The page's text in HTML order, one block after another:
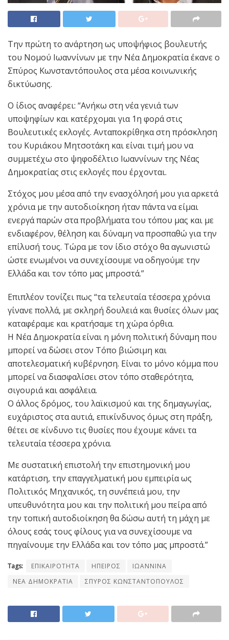
Την πρώτη το ανάρτηση ως υποψήφιος βουλευτής
του Νoμού Ιωαννίνων με την Νέα Δημοκρατία έκανε ο
Σπύρος Κωνσταντόπουλος στα μέσα κοινωνικής
δικτύωσης.
Ο ίδιος αναφέρει: “Ανήκω στη νέα γενιά των
υποψηφίων και κατέρχομαι για 1η φορά στις
Βουλευτικές εκλογές. Ανταποκρίθηκα στη πρόσκληση
του Κυριάκου Μητσοτάκη και είναι τιμή μου να
συμμετέχω στο ψηφοδέλτιο Ιωαννίνων της Νέας
Δημοκρατίας στις εκλογές που έρχονται.
Στόχος μου μέσα από την ενασχόλησή μου για αρκετά
χρόνια με την αυτοδιοίκηση ήταν πάντα να είμαι
ενεργά παρών στα προβλήματα του τόπου μας και με
ενδιαφέρον, θέληση και δύναμη να προσπαθώ για την
επίλυσή τους. Τώρα με τον ίδιο στόχο θα αγωνιστώ
ώστε ενωμένοι να συνεχίσουμε να οδηγούμε την
Ελλάδα και τον τόπο μας μπροστά.”
Επιπλέον τονίζει πως “τα τελευταία τέσσερα χρόνια
γίνανε πολλά, με σκληρή δουλειά και θυσίες όλων μας
καταφέραμε και κρατήσαμε τη χώρα όρθια.
Η Νέα Δημοκρατία είναι η μόνη πολιτική δύναμη που
μπορεί να δώσει στον Τόπο βιώσιμη και
αποτελεσματική κυβέρνηση. Είναι το μόνο κόμμα που
μπορεί να διασφαλίσει στον τόπο σταθερότητα,
σιγουριά και ασφάλεια.
Ο άλλος δρόμος, του λαϊκισμού και της δημαγωγίας,
ευχάριστος στα αυτιά, επικίνδυνος όμως στη πράξη,
θέτει σε κίνδυνο τις θυσίες που έχουμε κάνει τα
τελευταία τέσσερα χρόνια.
Με συστατική επιστολή την επιστημονική μου
κατάρτιση, την επαγγελματική μου εμπειρία ως
Πολιτικός Μηχανικός, τη συνέπειά μου, την
υπευθυνότητα μου και την πολιτική μου πείρα από
την τοπική αυτοδιοίκηση θα δώσω αυτή τη μάχη με
όλους εσάς τους φίλους για να συνεχίσουμε να
πηγαίνουμε την Ελλάδα και τον τόπο μας μπροστά.”
Tags: ΕΠΙΚΑΙΡΟΤΗΤΑ ΗΠΕΙΡΟΣ
ΙΩΑΝΝΙΝΑ
ΝΕΑ ΔΗΜΟΚΡΑΤΙΑ
ΣΠΥΡΟΣ ΚΩΝΣΤΑΝΤΟΠΟΥΛΟΣ